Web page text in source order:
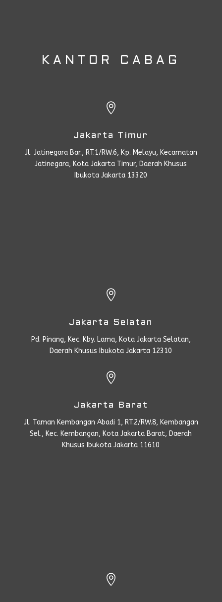
KANTOR CABAG

Jakarta Timur
Jl. Jatinegara Bar., RT.1/RW.6, Kp. Melayu, Kecamatan
Jatinegara, Kota Jakarta Timur, Daerah Khusus
Ibukota Jakarta 13320

Jakarta Selatan
Pd. Pinang, Kec. Kby. Lama, Kota Jakarta Selatan,
Daerah Khusus Ibukota Jakarta 12310

Jakarta Barat
Jl. Taman Kembangan Abadi 1, RT.2/RW.8, Kembangan
Sel., Kec. Kembangan, Kota Jakarta Barat, Daerah
Khusus Ibukota Jakarta 11610
